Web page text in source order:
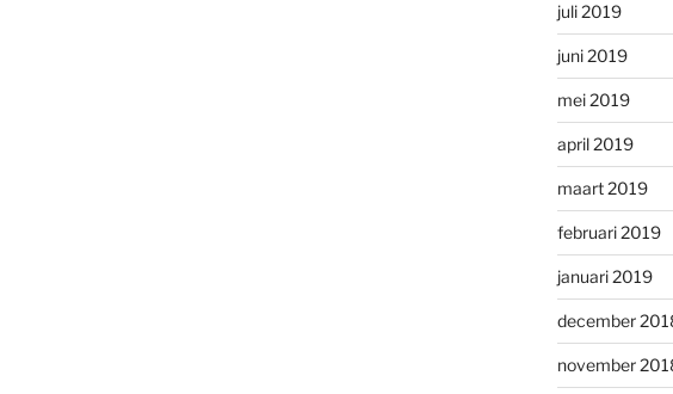
juli 2019
juni 2019
mei 2019
april 2019
maart 2019
februari 2019
januari 2019
december
november